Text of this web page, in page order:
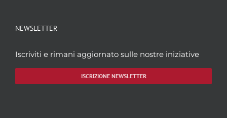
NEWSLETTER
Iscriviti e rimani aggiornato sulle nostre iniziative
ISCRIZIONE NEWSLETTER